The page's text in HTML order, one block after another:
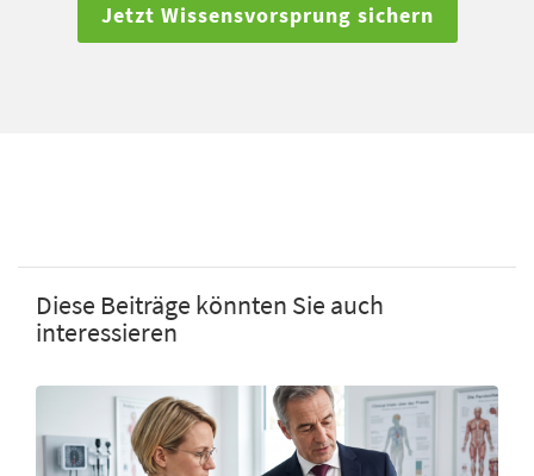
Jetzt Wissensvorsprung sichern
Diese Beiträge könnten Sie auch
interessieren